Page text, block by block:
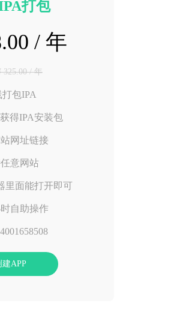
打包
/ 年
325.00 / 年
打包IPA
得IPA安装包
网址链接
意网站
里面能打开即可
自助操作
建APP